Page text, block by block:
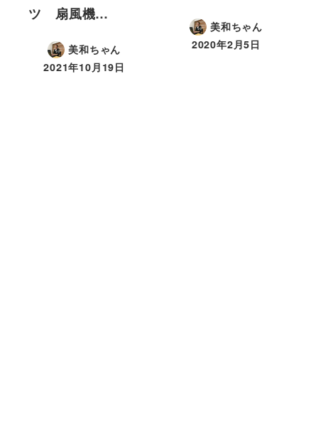
ツ 扇風機…
美和ちゃん
2021年10月19日
美和ちゃん
2020年2月5日